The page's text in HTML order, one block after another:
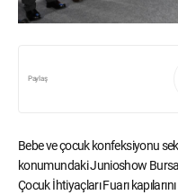
Paylaş
Bebe ve çocuk konfeksiyonu
konumundaki Junioshow Bursa
Çocuk İhtiyaçları Fuarı